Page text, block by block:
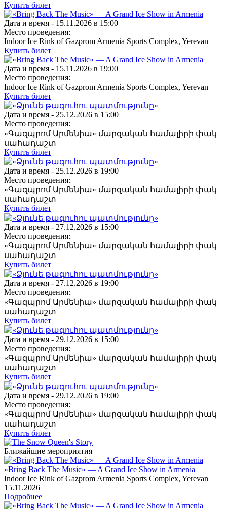
Купить билет
Дата и время - 15.11.2026 в 15:00
Место проведения:
Indoor Ice Rink of Gazprom Armenia Sports Complex, Yerevan
Купить билет
Дата и время - 15.11.2026 в 19:00
Место проведения:
Indoor Ice Rink of Gazprom Armenia Sports Complex, Yerevan
Купить билет
Дата и время - 25.12.2026 в 15:00
Место проведения:
«Գազպրոմ Արմենիա» մարզական համալիրի փակ
սահադաշտ
Купить билет
Дата и время - 25.12.2026 в 19:00
Место проведения:
«Գազպրոմ Արմենիա» մարզական համալիրի փակ
սահադաշտ
Купить билет
Дата и время - 27.12.2026 в 15:00
Место проведения:
«Գազպրոմ Արմենիա» մարզական համալիրի փակ
սահադաշտ
Купить билет
Дата и время - 27.12.2026 в 19:00
Место проведения:
«Գազպրոմ Արմենիա» մարզական համալիրի փակ
սահադաշտ
Купить билет
Дата и время - 29.12.2026 в 15:00
Место проведения:
«Գազպրոմ Արմենիա» մարզական համալիրի փակ
սահադաշտ
Купить билет
Дата и время - 29.12.2026 в 19:00
Место проведения:
«Գազպրոմ Արմենիա» մարզական համալիրի փակ
սահադաշտ
Купить билет
Ближайшие мероприятия
«Bring Back The Music» — A Grand Ice Show in Armenia
Indoor Ice Rink of Gazprom Armenia Sports Complex, Yerevan
15.11.2026
Подробнее